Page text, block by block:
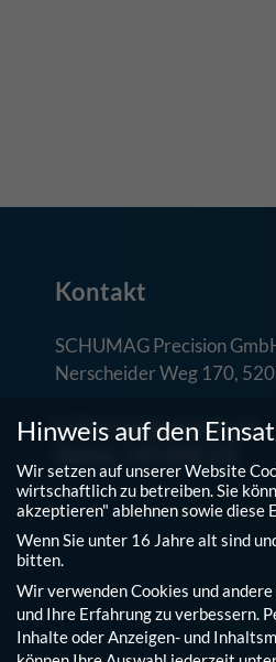
Kontakt
SCHUMAG Precision
Nerscheider Weg 170,
E-Mail: info@schumag.de
Hinweis auf den
Wir setzen auf unserer Website
wirtschaftlich zu betreiben. Sie
akzeptieren" ablehnen sowie diese
Wenn Sie unter 16 Jahre alt sind
bitten.
Wir verwenden Cookies und
und Ihre Erfahrung zu verbessern.
Inhalte oder Anzeigen- und